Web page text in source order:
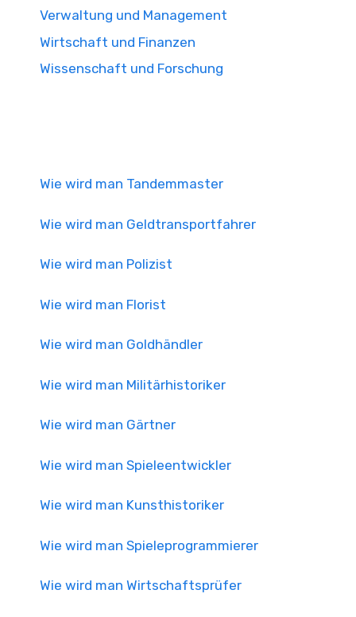
Verwaltung und Management
Wirtschaft und Finanzen
Wissenschaft und Forschung
Wie wird man Tandemmaster
Wie wird man Geldtransportfahrer
Wie wird man Polizist
Wie wird man Florist
Wie wird man Goldhändler
Wie wird man Militärhistoriker
Wie wird man Gärtner
Wie wird man Spieleentwickler
Wie wird man Kunsthistoriker
Wie wird man Spieleprogrammierer
Wie wird man Wirtschaftsprüfer